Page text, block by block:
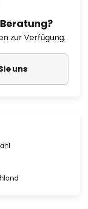
zur Verfügung.
uns